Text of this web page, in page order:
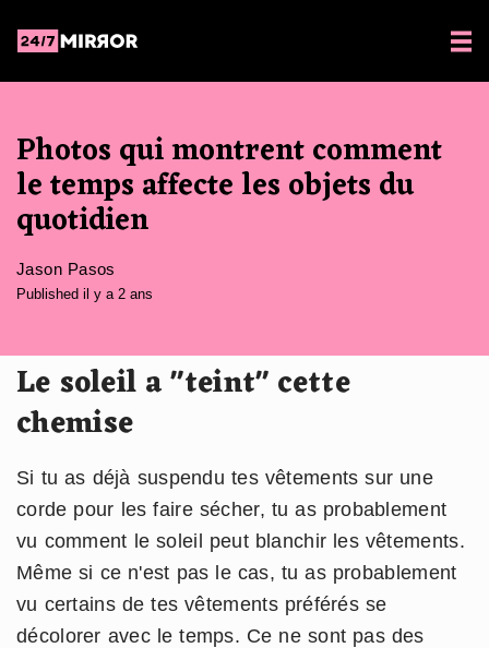
Photos qui montrent comment
le temps affecte les objets du
quotidien
Jason Pasos
Published il y a 2 ans
Le soleil a "teint" cette
chemise
Si tu as déjà suspendu tes vêtements sur une
corde pour les faire sécher, tu as probablement
vu comment le soleil peut blanchir les vêtements.
Même si ce n'est pas le cas, tu as probablement
vu certains de tes vêtements préférés se
décolorer avec le temps. Ce ne sont pas des